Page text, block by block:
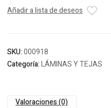
Añadir a lista de deseos
SKU:000918
Categoría:LÁMINAS Y TEJAS
Valoraciones (0)